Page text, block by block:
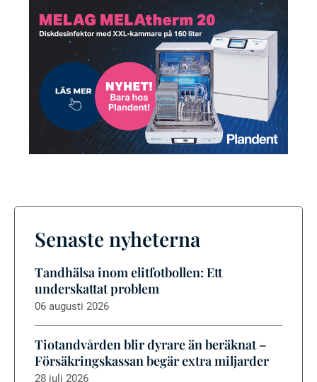
Senaste nyheterna
Tandhälsa inom elitfotbollen: Ett
underskattat problem
06 augusti 2026
Tiotandvården blir dyrare än beräknat –
Försäkringskassan begär extra miljarder
28 juli 2026